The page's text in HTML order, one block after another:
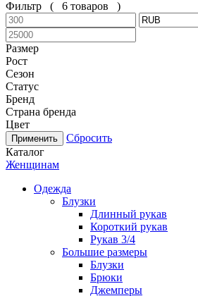
Фильтр ( 6 товаров )
Размер
Рост
Сезон
Статус
Бренд
Страна бренда
Цвет
Сбросить
Каталог
Женщинам
Одежда
Блузки
Длинный рукав
Короткий рукав
Рукав 3/4
Большие размеры
Блузки
Брюки
Джемперы